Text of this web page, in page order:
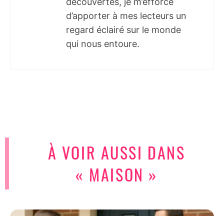
d’apporter à mes lecteurs un
regard éclairé sur le monde
qui nous entoure.
À VOIR AUSSI DANS
« MAISON »